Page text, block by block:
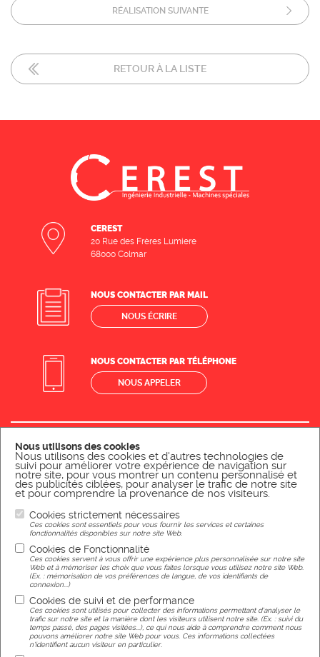
RÉALISATION SUIVANTE
RETOUR À LA LISTE
CEREST
20 Rue des Frères Lumiere
68000 Colmar
NOUS CONTACTER PAR MAIL
NOUS ÉCRIRE
NOUS CONTACTER PAR TÉLÉPHONE
NOUS APPELER
Réalisation
Agence web Nancy
Gérer mes préférences de cookies
Nous utilisons des cookies
Nous utilisons des cookies et d'autres technologies de
suivi pour améliorer votre expérience de navigation sur
notre site, pour vous montrer un contenu personnalisé et
des publicités ciblées, pour analyser le trafic de notre site
et pour comprendre la provenance de nos visiteurs.
Cookies strictement nécessaires
Ces cookies sont essentiels pour vous fournir les services et certaines
fonctionnalités disponibles sur notre site Web.
Cookies de Fonctionnalité
Ces cookies servent à vous offrir une expérience plus personnalisée sur notre site
Web et à mémoriser les choix que vous faites lorsque vous utilisez notre site Web.
(Ex. : mémorisation de vos préférences de langue, de vos identifiants de
connexion...)
Cookies de suivi et de performance
Ces cookies sont utilisés pour collecter des informations permettant d'analyser le
trafic sur notre site et la manière dont les visiteurs utilisent notre site. (Ex. : suivi du
temps passé, des pages visitées...), ce qui nous aide à comprendre comment nous
pouvons améliorer notre site Web pour vous. Ces informations collectées
n'identifient aucun visiteur en particulier.